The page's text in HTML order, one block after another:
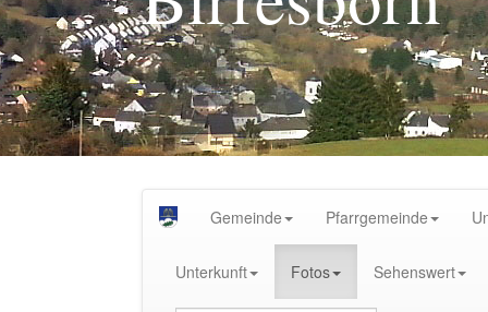
Gemeinde Pfarrgemeinde
Unterkunft Fotos Sehenswert